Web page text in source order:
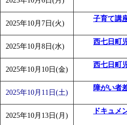
2025年10月7日(火)
子育て講
2025年10月8日(水)
西七日町
2025年10月10日(金)
西七日町
2025年10月11日(土)
障がい者
2025年10月13日(月)
ドキュメ